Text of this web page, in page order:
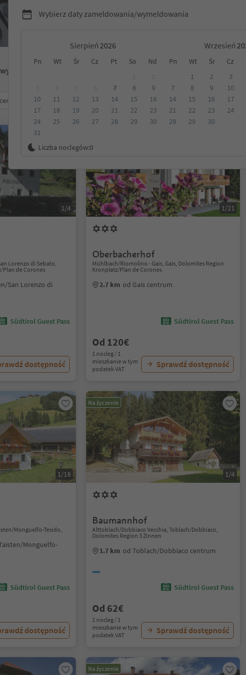
Wybierz daty zameldowania/wymeldowania
Sierpień Wrzesień
Pn Wt Śr Cz Pt So Nd Pn Wt Śr Cz
7 8
9
10
11 12 13 14 15
16
17
18 19 20 21 22
23
24
25 26 27 28 29
30
31
1 2 3
7
8 9 10
14
15 16 17
21
22 23 24
28
29 30
Liczba noclegów:0
Tyrol
Kategoria Opcje wyżywienia Ekologiczne zakwaterowanie
1/4
Lorenzo di Sebato,
Plan de Corones
San Lorenzo di
Südtirol Guest Pass
dostępność
1/21
Oberbacherhof
Mühlbach/Riomolino - Gais, Gais, Dolomites Region
Kronplatz/Plan de Corones
2.7 km od Gais centrum
Südtirol Guest Pass
Od 120€
1 nocleg / 1
mieszkanie w tym
podatek VAT
Sprawdź dostępność
1/18
Monguelfo-Tesido,
Monguelfo-
Südtirol Guest Pass
dostępność
Na życzenie
1/4
Baumannhof
Alttoblach/Dobbiaco Vecchia, Toblach/Dobbiaco,
Dolomites Region 3 Zinnen
1.7 km od Toblach/Dobbiaco centrum
Südtirol Guest Pass
Od 62€
1 nocleg / 1
mieszkanie w tym
podatek VAT
Sprawdź dostępność
Na życzenie